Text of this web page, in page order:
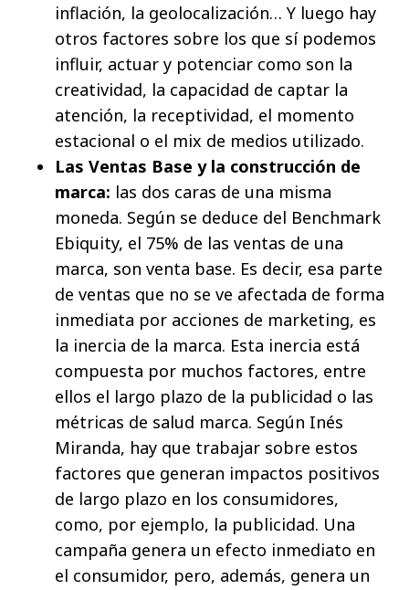
inflación, la geolocalización… Y luego hay
otros factores sobre los que sí podemos
influir, actuar y potenciar como son la
creatividad, la capacidad de captar la
atención, la receptividad, el momento
estacional o el mix de medios utilizado.
Las Ventas Base y la construcción de
marca: las dos caras de una misma
moneda. Según se deduce del Benchmark
Ebiquity, el 75% de las ventas de una
marca, son venta base. Es decir, esa parte
de ventas que no se ve afectada de forma
inmediata por acciones de marketing, es
la inercia de la marca. Esta inercia está
compuesta por muchos factores, entre
ellos el largo plazo de la publicidad o las
métricas de salud marca. Según Inés
Miranda, hay que trabajar sobre estos
factores que generan impactos positivos
de largo plazo en los consumidores,
como, por ejemplo, la publicidad. Una
campaña genera un efecto inmediato en
el consumidor, pero, además, genera un